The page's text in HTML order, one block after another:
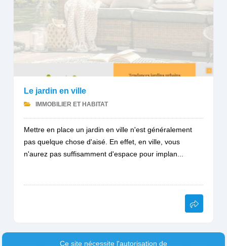
Le jardin en ville
IMMOBILIER ET HABITAT
Mettre en place un jardin en ville n'est généralement
pas quelque chose d'aisé. En effet, en ville, vous
n'aurez pas suffisamment d'espace pour implan...
Ce site nécessite l'autorisation de